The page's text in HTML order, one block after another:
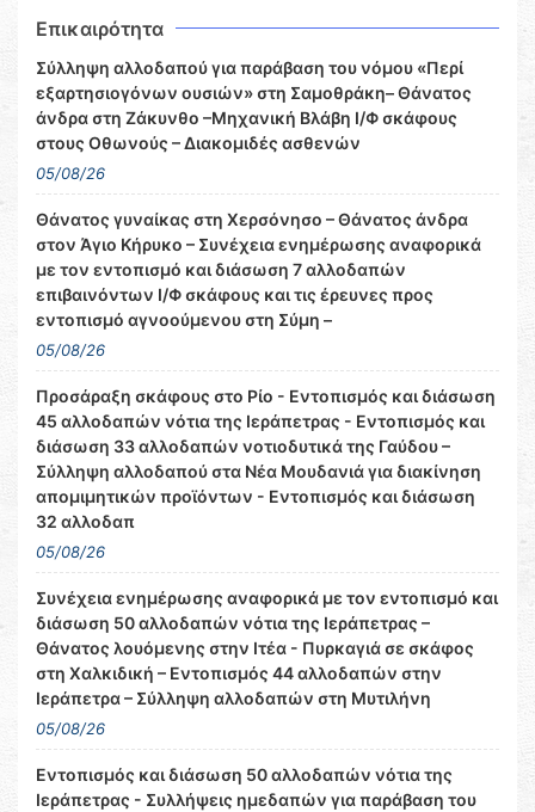
Επικαιρότητα
Σύλληψη αλλοδαπού για παράβαση του νόμου «Περί
εξαρτησιογόνων ουσιών» στη Σαμοθράκη– Θάνατος
άνδρα στη Ζάκυνθο –Μηχανική Βλάβη Ι/Φ σκάφους
στους Οθωνούς – Διακομιδές ασθενών
05/08/26
Θάνατος γυναίκας στη Χερσόνησο – Θάνατος άνδρα
στον Άγιο Κήρυκο – Συνέχεια ενημέρωσης αναφορικά
με τον εντοπισμό και διάσωση 7 αλλοδαπών
επιβαινόντων Ι/Φ σκάφους και τις έρευνες προς
εντοπισμό αγνοούμενου στη Σύμη –
05/08/26
Προσάραξη σκάφους στο Ρίο - Εντοπισμός και διάσωση
45 αλλοδαπών νότια της Ιεράπετρας - Εντοπισμός και
διάσωση 33 αλλοδαπών νοτιοδυτικά της Γαύδου –
Σύλληψη αλλοδαπού στα Νέα Μουδανιά για διακίνηση
απομιμητικών προϊόντων - Εντοπισμός και διάσωση
32 αλλοδαπ
05/08/26
Συνέχεια ενημέρωσης αναφορικά με τον εντοπισμό και
διάσωση 50 αλλοδαπών νότια της Ιεράπετρας –
Θάνατος λουόμενης στην Ιτέα - Πυρκαγιά σε σκάφος
στη Χαλκιδική – Εντοπισμός 44 αλλοδαπών στην
Ιεράπετρα – Σύλληψη αλλοδαπών στη Μυτιλήνη
05/08/26
Εντοπισμός και διάσωση 50 αλλοδαπών νότια της
Ιεράπετρας - Συλλήψεις ημεδαπών για παράβαση του